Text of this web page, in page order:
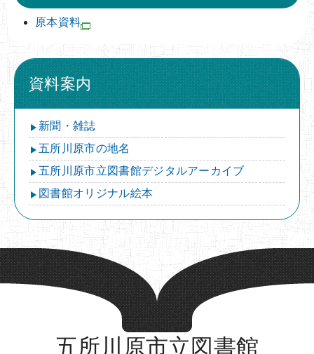
原本資料
資料案内
新聞・雑誌
五所川原市の地名
五所川原市立図書館デジタルアーカイブ
図書館オリジナル絵本
五所川原市立図書館